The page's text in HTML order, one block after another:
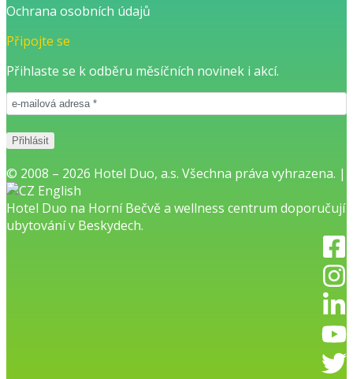
Ochrana osobních údajů
Připojte se
Přihlaste se k odběru měsíčních novinek i akcí.
© 2008 – 2026 Hotel Duo, a.s. Všechna práva vyhrazena. |
English
Hotel Duo na Horní Bečvěa wellness centrum doporučují
ubytování v Beskydech.